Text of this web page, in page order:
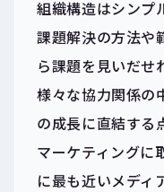
組織構造はシンプ
課題解決の方法や
ら課題を見いだせ
様々な協力関係の
の成長に直結する
マーケティングに
に最も近いメディ